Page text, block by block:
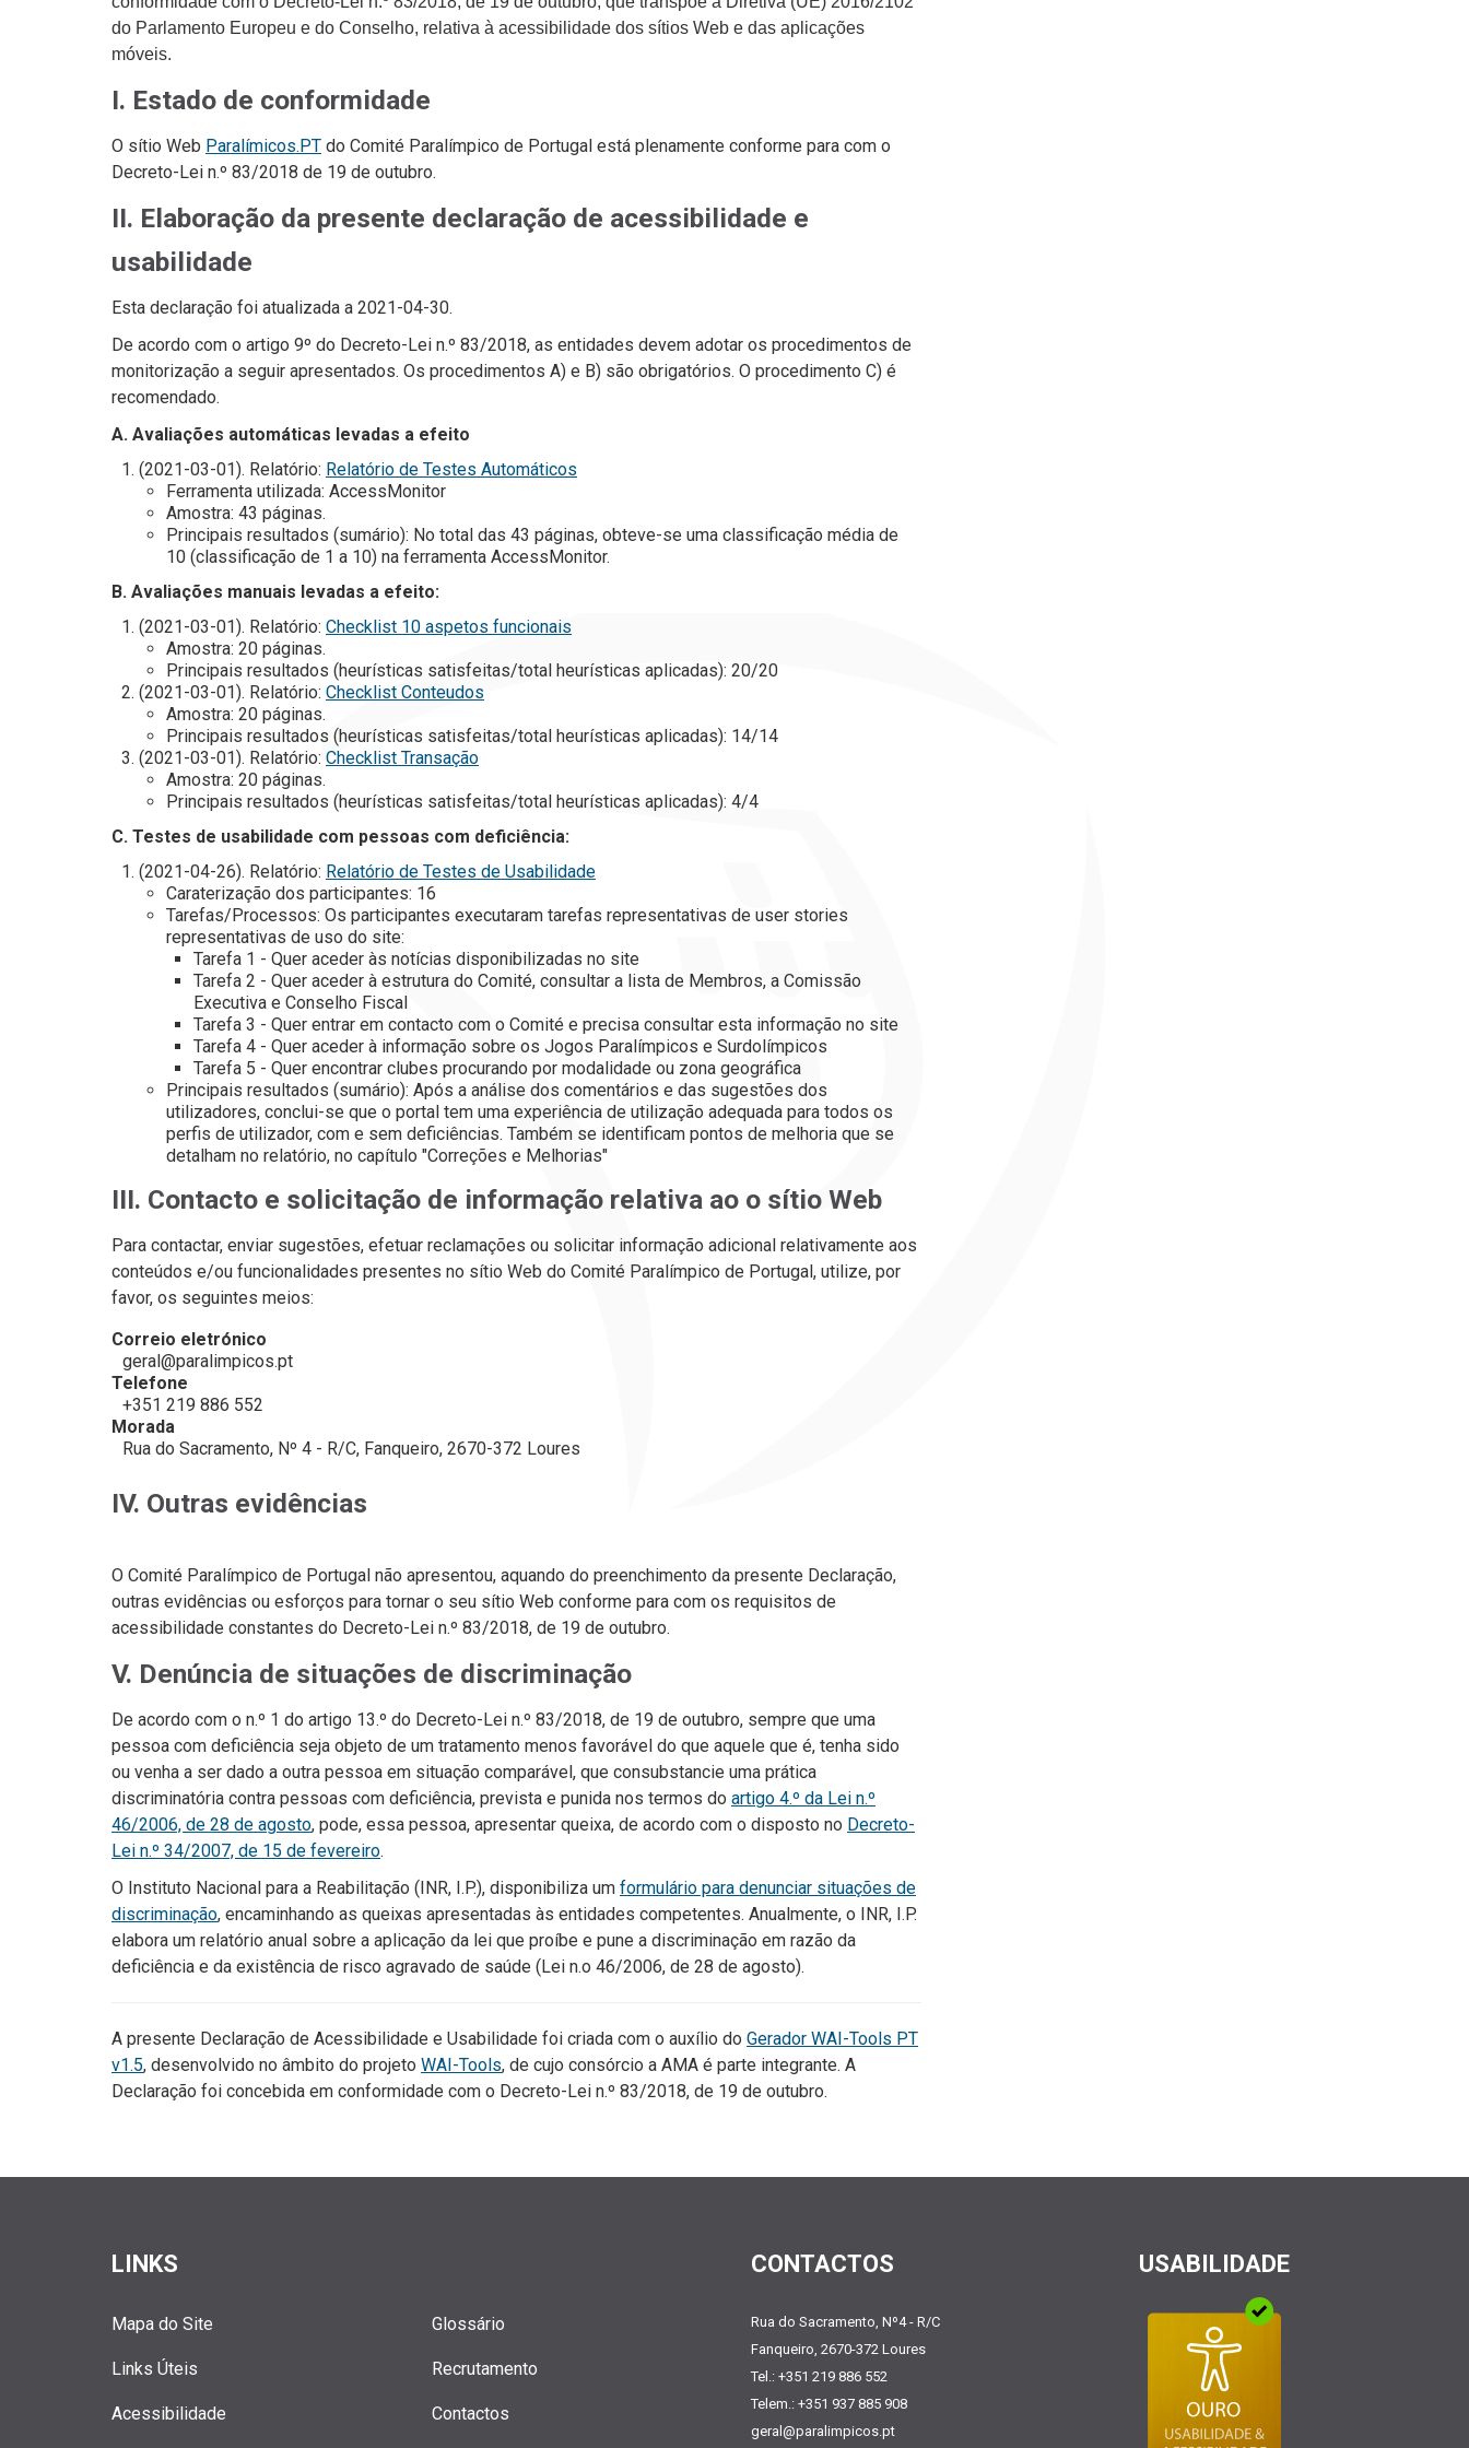
do Parlamento Europeu e do Conselho, relativa à acessibilidade dos sítios Web e das aplicações
móveis.
I. Estado de conformidade
O sítio Web Paralímicos.PT do Comité Paralímpico de Portugal está plenamente conforme para com o
Decreto-Lei n.º 83/2018 de 19 de outubro.
II. Elaboração da presente declaração de acessibilidade e
usabilidade
Esta declaração foi atualizada a 2021-04-30.
De acordo com o artigo 9º do Decreto-Lei n.º 83/2018, as entidades devem adotar os procedimentos de
monitorização a seguir apresentados. Os procedimentos A) e B) são obrigatórios. O procedimento C) é
recomendado.
A. Avaliações automáticas levadas a efeito
(2021-03-01). Relatório: Relatório de Testes Automáticos
Ferramenta utilizada: AccessMonitor
Amostra: 43 páginas.
Principais resultados (sumário): No total das 43 páginas, obteve-se uma classificação média de
10 (classificação de 1 a 10) na ferramenta AccessMonitor.
B. Avaliações manuais levadas a efeito:
(2021-03-01). Relatório: Checklist 10 aspetos funcionais
Amostra: 20 páginas.
Principais resultados (heurísticas satisfeitas/total heurísticas aplicadas): 20/20
(2021-03-01). Relatório: Checklist Conteudos
Amostra: 20 páginas.
Principais resultados (heurísticas satisfeitas/total heurísticas aplicadas): 14/14
(2021-03-01). Relatório: Checklist Transação
Amostra: 20 páginas.
Principais resultados (heurísticas satisfeitas/total heurísticas aplicadas): 4/4
C. Testes de usabilidade com pessoas com deficiência:
(2021-04-26). Relatório: Relatório de Testes de Usabilidade
Caraterização dos participantes: 16
Tarefas/Processos: Os participantes executaram tarefas representativas de user stories
representativas de uso do site:
Tarefa 1 - Quer aceder às notícias disponibilizadas no site
Tarefa 2 - Quer aceder à estrutura do Comité, consultar a lista de Membros, a Comissão
Executiva e Conselho Fiscal
Tarefa 3 - Quer entrar em contacto com o Comité e precisa consultar esta informação no site
Tarefa 4 - Quer aceder à informação sobre os Jogos Paralímpicos e Surdolímpicos
Tarefa 5 - Quer encontrar clubes procurando por modalidade ou zona geográfica
Principais resultados (sumário): Após a análise dos comentários e das sugestões dos
utilizadores, conclui-se que o portal tem uma experiência de utilização adequada para todos os
perfis de utilizador, com e sem deficiências. Também se identificam pontos de melhoria que se
detalham no relatório, no capítulo "Correções e Melhorias"
III. Contacto e solicitação de informação relativa ao o sítio Web
Para contactar, enviar sugestões, efetuar reclamações ou solicitar informação adicional relativamente aos
conteúdos e/ou funcionalidades presentes no sítio Web do Comité Paralímpico de Portugal, utilize, por
favor, os seguintes meios:
Correio eletrónico
geral@paralimpicos.pt
Telefone
+351 219 886 552
Morada
Rua do Sacramento, Nº 4 - R/C, Fanqueiro, 2670-372 Loures
IV. Outras evidências
O Comité Paralímpico de Portugal não apresentou, aquando do preenchimento da presente Declaração,
outras evidências ou esforços para tornar o seu sítio Web conforme para com os requisitos de
acessibilidade constantes do Decreto-Lei n.º 83/2018, de 19 de outubro.
V. Denúncia de situações de discriminação
De acordo com o n.º 1 do artigo 13.º do Decreto-Lei n.º 83/2018, de 19 de outubro, sempre que uma
pessoa com deficiência seja objeto de um tratamento menos favorável do que aquele que é, tenha sido
ou venha a ser dado a outra pessoa em situação comparável, que consubstancie uma prática
discriminatória contra pessoas com deficiência, prevista e punida nos termos do artigo 4.º da Lei n.º
46/2006, de 28 de agosto, pode, essa pessoa, apresentar queixa, de acordo com o disposto no Decreto-
Lei n.º 34/2007, de 15 de fevereiro.
O Instituto Nacional para a Reabilitação (INR, I.P.), disponibiliza um formulário para denunciar situações de
discriminação, encaminhando as queixas apresentadas às entidades competentes. Anualmente, o INR, I.P.
elabora um relatório anual sobre a aplicação da lei que proíbe e pune a discriminação em razão da
deficiência e da existência de risco agravado de saúde (Lei n.o 46/2006, de 28 de agosto).
A presente Declaração de Acessibilidade e Usabilidade foi criada com o auxílio do Gerador WAI-Tools PT
v1.5, desenvolvido no âmbito do projeto WAI-Tools, de cujo consórcio a AMA é parte integrante. A
Declaração foi concebida em conformidade com o Decreto-Lei n.º 83/2018, de 19 de outubro.
LINKS
Mapa do Site
Links Úteis
Acessibilidade
Glossário
Recrutamento
Contactos
CONTACTOS
Rua do Sacramento, Nº4 - R/C
Fanqueiro, 2670-372 Loures
Tel.: +351 219 886 552
Telem.: +351 937 885 908
geral@paralimpicos.pt
USABILIDADE